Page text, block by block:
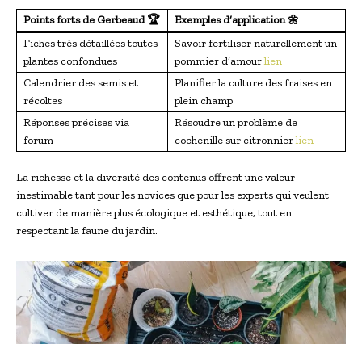
Points forts de Gerbeaud 🏆
Exemples d’application 🌼
Fiches très détaillées toutes
plantes confondues
Savoir fertiliser naturellement un
pommier d’amourlien
Calendrier des semis et
récoltes
Planifier la culture des fraises en
plein champ
Réponses précises via
forum
Résoudre un problème de
cochenille sur citronnierlien
La richesse et la diversité des contenus offrent une valeur
inestimable tant pour les novices que pour les experts qui veulent
cultiver de manière plus écologique et esthétique, tout en
respectant la faune du jardin.